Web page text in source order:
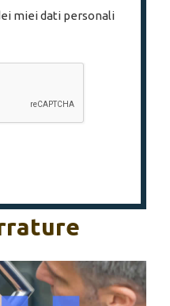
miei dati personali